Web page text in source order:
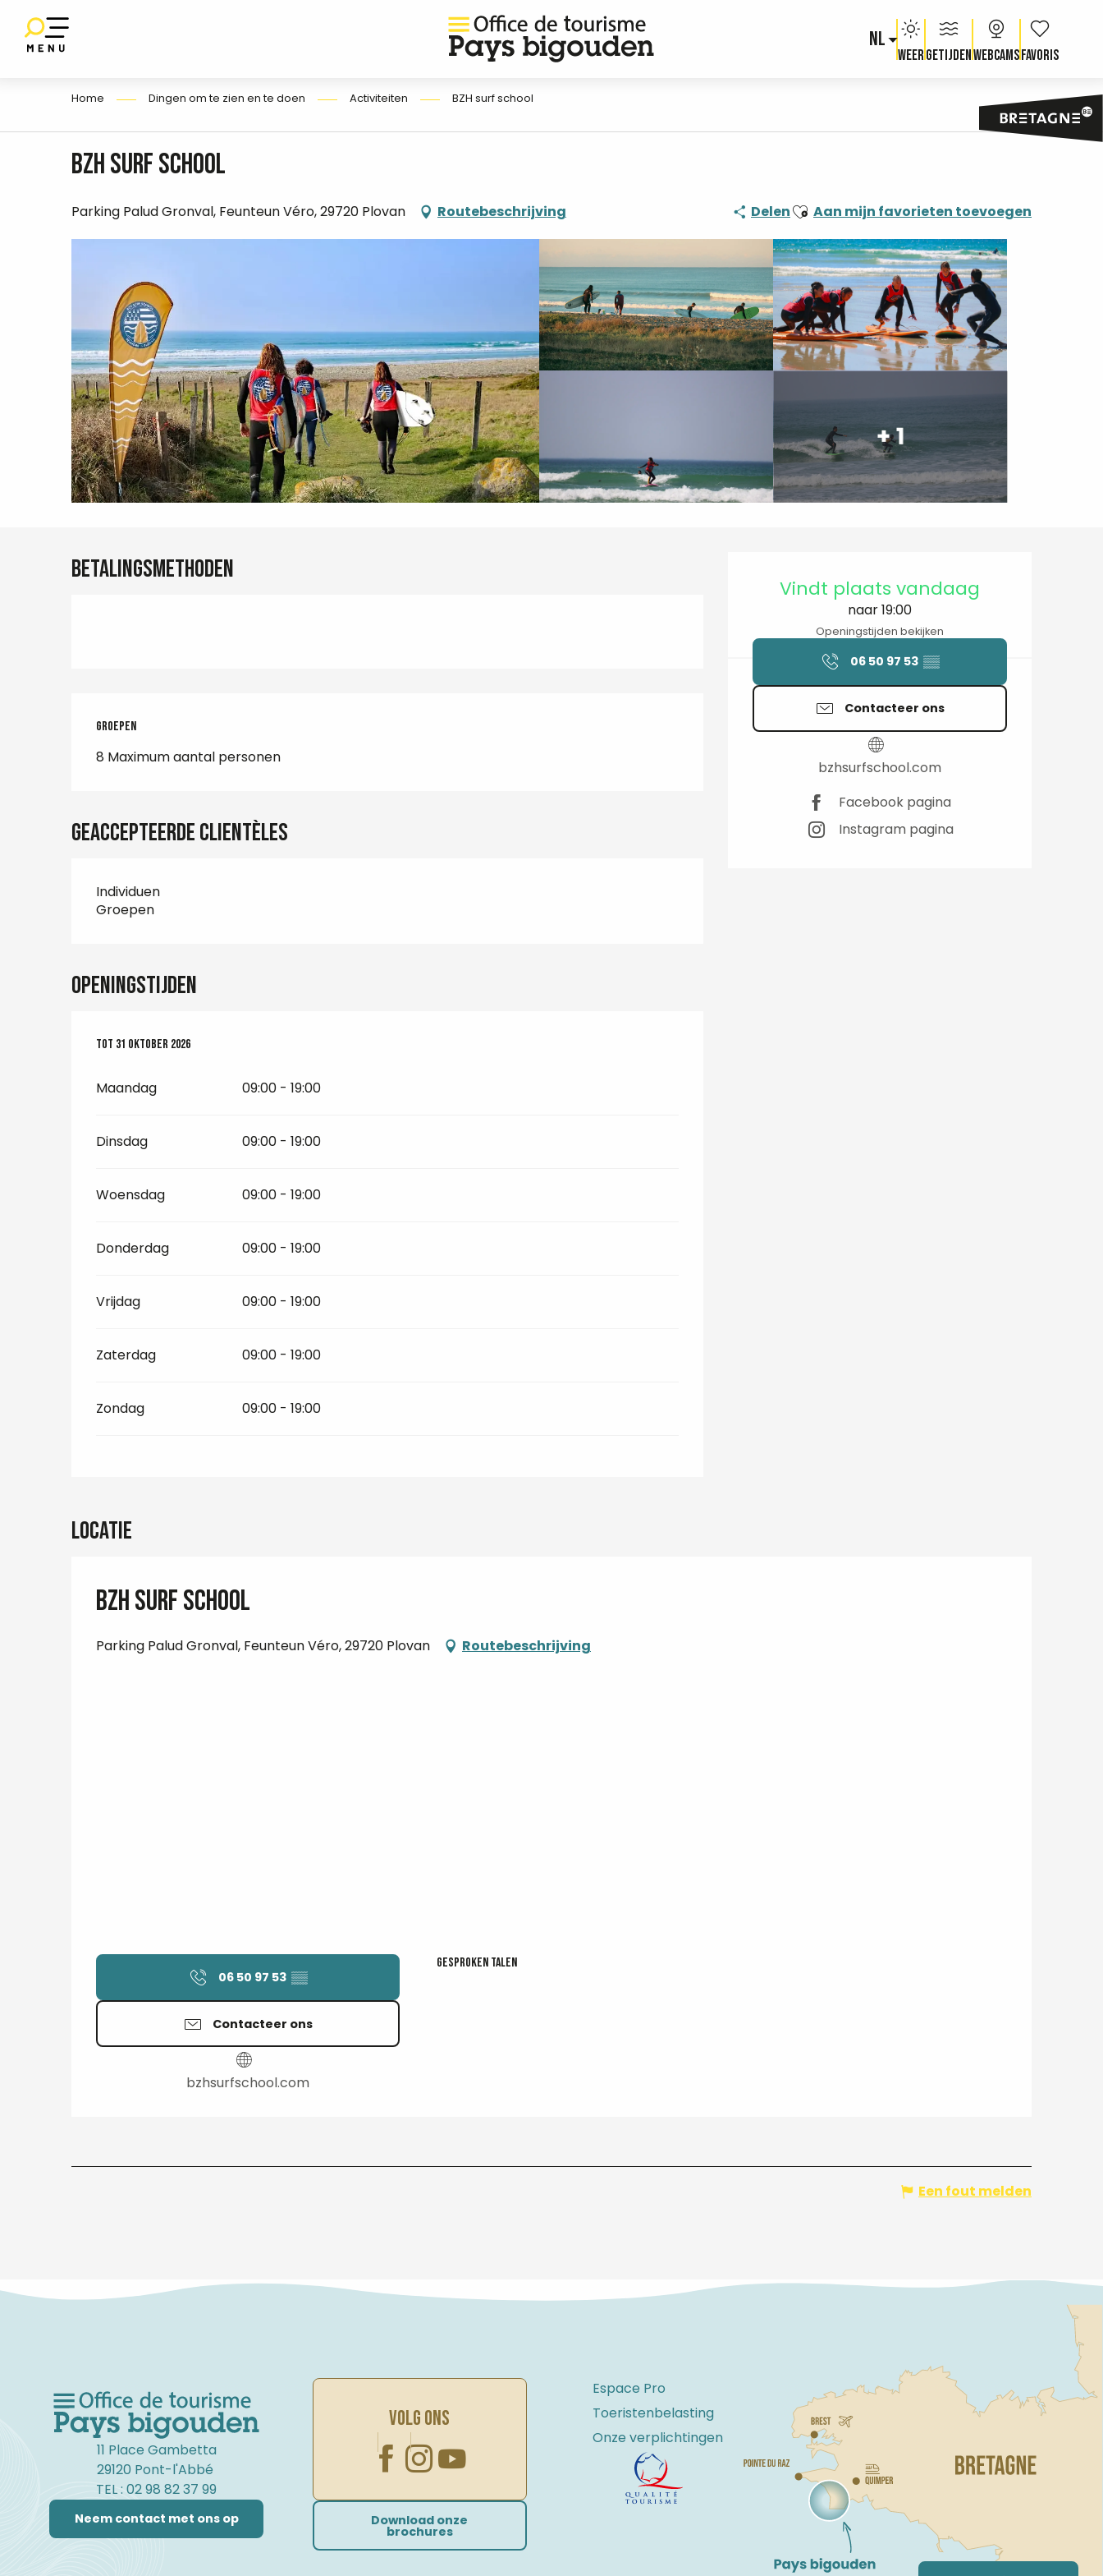
contenu
NL
WeerGetijdenWebcams Voir les
Home Dingen om te zien en te doen Activiteiten BZH surf school
BZH surf school
Parking Palud Gronval, Feunteun Véro, 29720 Plovan Routebeschrijving DelenAjouter aux favoris
Aan mijn favorieten toevoegen
+ 1
Openingstijden en
Vindt plaats vandaag
naar 19:00
Openingstijden bekijken
06 50 97 53 ▒▒
Contacteer ons
bzhsurfschool.com
Facebook pagina
Instagram pagina
Betalingsmethoden
Groepen
Groepen
8 Maximum aantal personen
Geaccepteerde clientèles
Individuen
Groepen
Openingstijden
Vanaf1 april 2026tot
Tot 31 oktober 2026
Maandag 09:00 - 19:00
Dinsdag 09:00 - 19:00
Woensdag 09:00 - 19:00
Donderdag 09:00 - 19:00
Vrijdag 09:00 - 19:00
Zaterdag 09:00 - 19:00
Zondag 09:00 - 19:00
Locatie
BZH surf school
Parking Palud Gronval, Feunteun Véro, 29720 Plovan Routebeschrijving
06 50 97 53 ▒▒
Contacteer ons
bzhsurfschool.com
Gesproken talen
Gesproken talen
Een fout melden
11 Place Gambetta
29120 Pont-l'Abbé
TEL : 02 98 82 37 99
Neem contact met ons op
VOLG ONS
Download onze
brochures
Espace Pro
Toeristenbelasting
Onze verplichtingen